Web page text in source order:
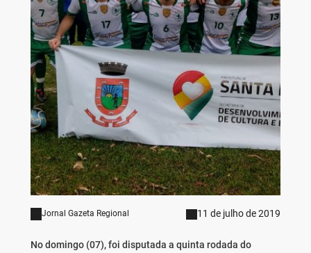
Jornal Gazeta Regional 11 de julho de 2019
No domingo (07), foi disputada a quinta rodada do